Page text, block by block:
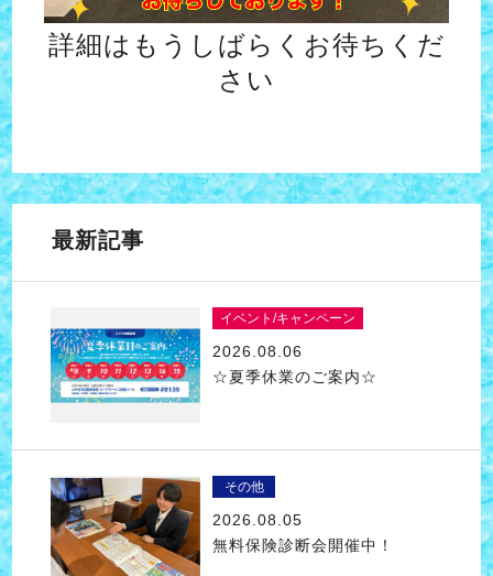
詳細はもうしばらくお待ちくだ
さい
最新記事
イベント/キャンペーン
2026.08.06
☆夏季休業のご案内☆
その他
2026.08.05
無料保険診断会開催中！